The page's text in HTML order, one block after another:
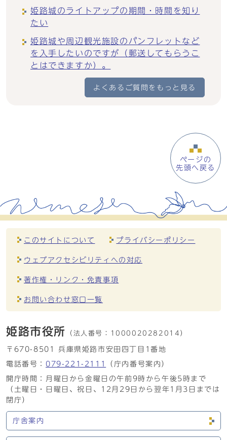
姫路城のライトアップの期間・時間を知り
たい
姫路城や周辺観光施設のパンフレットなど
を入手したいのですが（郵送してもらうこ
とはできますか）。
よくあるご質問をもっと見る
ページの
先頭へ戻る
このサイトについて プライバシーポリシー
ウェブアクセシビリティへの対応
著作権・リンク・免責事項
お問い合わせ窓口一覧
姫路市役所 （法人番号： 1000020282014）
〒670-8501 兵庫県姫路市安田四丁目1番地
電話番号： 079-221-2111
（庁内番号案内）
開庁時間：月曜日から金曜日の午前9時から午後5時まで
（土曜日・日曜日、祝日、12月29日から翌年1月3日までは
閉庁）
庁舎案内